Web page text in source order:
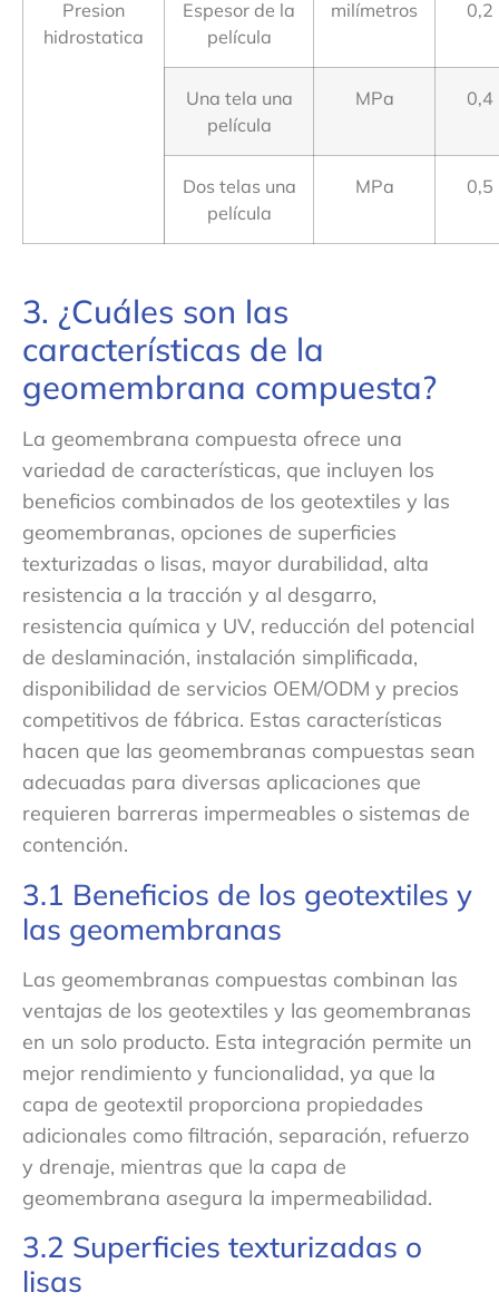
Presion
hidrostatica
Espesor de la
película
milímetros 0,2
Una tela una
película
MPa 0,4
Dos telas una
película
MPa 0,5
3. ¿Cuáles son las
características de la
geomembrana compuesta?
La geomembrana compuesta ofrece una
variedad de características, que incluyen los
beneficios combinados de los geotextiles y las
geomembranas, opciones de superficies
texturizadas o lisas, mayor durabilidad, alta
resistencia a la tracción y al desgarro,
resistencia química y UV, reducción del potencial
de deslaminación, instalación simplificada,
disponibilidad de servicios OEM/ODM y precios
competitivos de fábrica. Estas características
hacen que las geomembranas compuestas sean
adecuadas para diversas aplicaciones que
requieren barreras impermeables o sistemas de
contención.
3.1 Beneficios de los geotextiles y
las geomembranas
Las geomembranas compuestas combinan las
ventajas de los geotextiles y las geomembranas
en un solo producto. Esta integración permite un
mejor rendimiento y funcionalidad, ya que la
capa de geotextil proporciona propiedades
adicionales como filtración, separación, refuerzo
y drenaje, mientras que la capa de
geomembrana asegura la impermeabilidad.
3.2 Superficies texturizadas o
lisas